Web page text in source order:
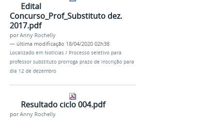
Edital
Concurso_Prof_Substituto dez.
2017.pdf
porAnny Rochelly
— última modificação 18/04/2020 02h38
Localizado em Notícias / Processo seletivo para
professor substituto prorroga prazo de inscrição para
dia 12 de dezembro
Resultado ciclo 004.pdf
porAnny Rochelly